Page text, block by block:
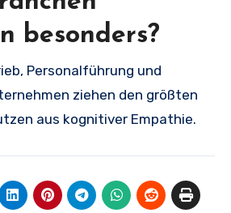
besonders?
Personalführung und
ziehen den größten
aus kognitiver Empathie.